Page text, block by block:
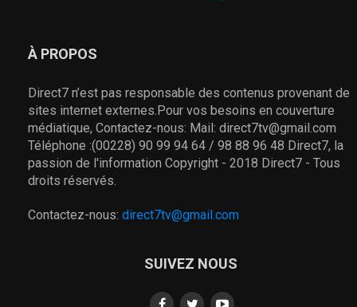
À PROPOS
Direct7 n’est pas responsable des contenus provenant de
sites internet externes.Pour vos besoins en couverture
médiatique, Contactez-nous: Mail: direct7tv@gmail.com
Téléphone :(00228) 90 99 94 64 / 98 88 96 48 Direct7, la
passion de l'information Copyright - 2018 Direct7 - Tous
droits réservés.
Contactez-nous: direct7tv@gmail.com
SUIVEZ NOUS